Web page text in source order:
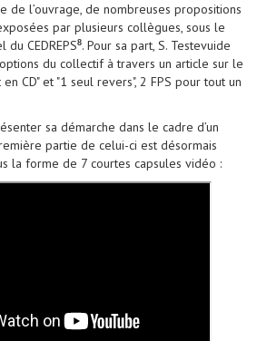
de l’ouvrage, de nombreuses propositions
par plusieurs collègues, sous le
CEDREPS8. Pour sa part, S. Testevuide
du collectif à travers un article sur le
CD" et "1 seul revers", 2 FPS pour tout un
sa démarche dans le cadre d’un
partie de celui-ci est désormais
la forme de 7 courtes capsules vidéo :